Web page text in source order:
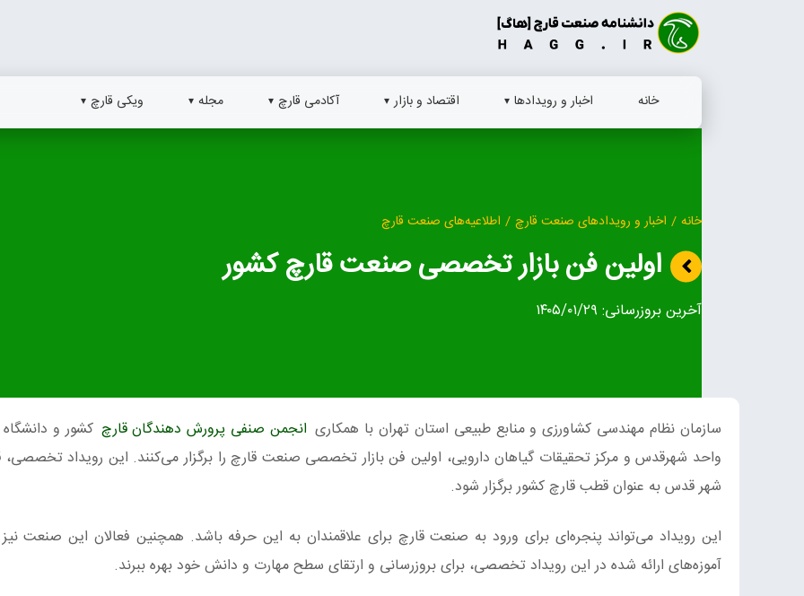
خانه اخبار و رویدادها اقتصاد و بازار آکادمی قارچ مجله ویکی قارچ
خانه / اخبار و رویدادهای صنعت قارچ / اطلاعیه‌های صنعت قارچ
اولین فن بازار تخصصی صنعت قارچ کشور
آخرین بروزرسانی: ۱۴۰۵/۰۱/۲۹
سازمان نظام مهندسی کشاورزی و منابع طبیعی استان تهران با همکاری انجمن صنفی پرورش‌ دهندگان قارچ کشور و دانشگاه
واحد شهرقدس و مرکز تحقیقات گیاهان دارویی، اولین فن بازار تخصصی صنعت قارچ را برگزار می‌کنند. این رویداد تخصصی،
شهر قدس به عنوان قطب قارچ کشور برگزار شود.
این رویداد می‌تواند پنجره‌ای برای ورود به صنعت قارچ برای علاقمندان به این حرفه باشد. همچنین فعالان این صنعت نیز
آموزه‌های ارائه شده در این رویداد تخصصی، برای بروزرسانی و ارتقای سطح مهارت و دانش خود بهره ببرند.